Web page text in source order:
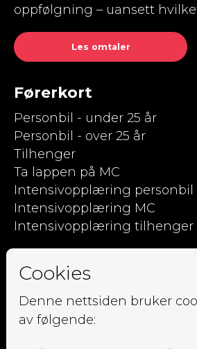
oppfølgning – uansett
Les omtaler
Førerkort
Personbil - under 25 år
Personbil - over 25 år
Tilhenger
Ta lappen på MC
Intensivopplæring personbil
Intensivopplæring MC
Intensivopplæring tilhenger
Om oss
Ansatte
Elevside